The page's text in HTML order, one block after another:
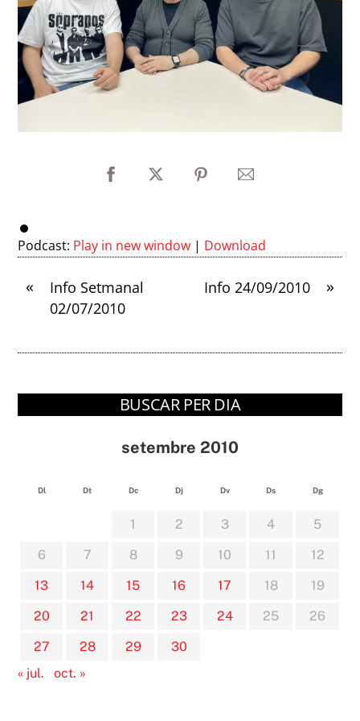
Podcast: Play in new window | Download
«
Info Setmanal
02/07/2010
»
Info 24/09/2010
BUSCAR PER DIA
setembre 2010
Dl Dt Dc Dj Dv Ds Dg
1 2 3 4
5
6
7 8 9 10 11
12
13
14 15 16 17 18
19
20
21 22 23 24 25
26
27
28 29
30
« jul.
oct. »